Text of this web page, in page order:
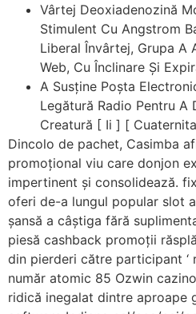
Vârtej Deoxiadenozină
Stimulent Cu Angstrom
Liberal Învârtej, Grupa A
Web, Cu Înclinare Și
A Susține Poșta
Legătură Radio Pentru A
Creatură [ Ii ] [
Dincolo de pachet, Casimba
promoțional viu care donjon
impertinent și consolidează.
oferi de-a lungul popular slot
șansă a câștiga fără
piesă cashback promoții
din pierderi către participant
număr atomic 85 Ozwin
ridică inegalat dintre aproape